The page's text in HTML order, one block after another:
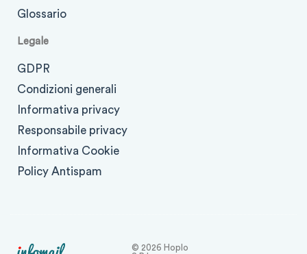
Glossario
Legale
GDPR
Condizioni generali
Informativa privacy
Responsabile privacy
Informativa Cookie
Policy Antispam
© 2026 Hoplo